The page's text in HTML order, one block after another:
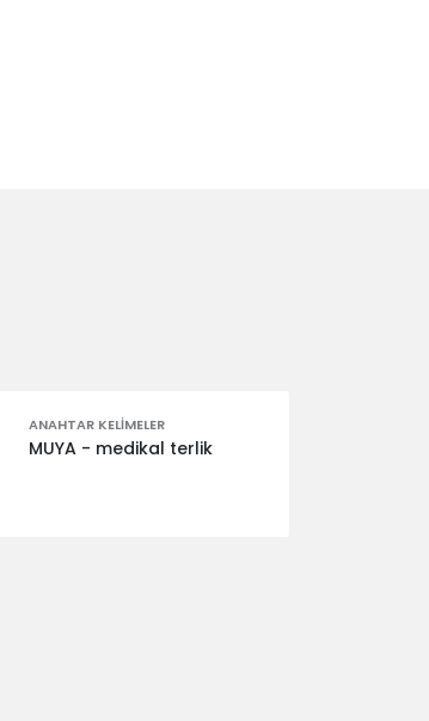
ANAHTAR KELIMELER
MUYA - medikal terlik